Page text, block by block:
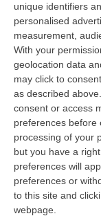
unique identifiers
personalised
measurement,
With your
geolocation data
may click to
as described
consent or access
preferences before
processing of your
but you have a
preferences will
preferences or
to this site and
webpage.
Festival
realizza i
Il “Women
rende
settima arte
Pubblicato il: